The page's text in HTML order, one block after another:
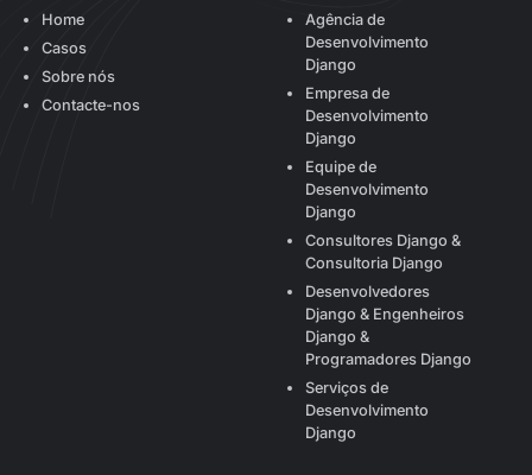
Home
Casos
Sobre nós
Contacte-nos
Agência de
Desenvolvimento
Django
Empresa de
Desenvolvimento
Django
Equipe de
Desenvolvimento
Django
Consultores Django &
Consultoria Django
Desenvolvedores
Django & Engenheiros
Django &
Programadores Django
Serviços de
Desenvolvimento
Django